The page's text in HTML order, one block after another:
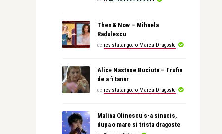
Then & Now – Mihaela
Radulescu
de revistatango.ro Marea Dragoste
Alice Nastase Buciuta – Trufia
de a fi tanar
de revistatango.ro Marea Dragoste
Malina Olinescu s-a sinucis,
dupa o mare si trista dragoste